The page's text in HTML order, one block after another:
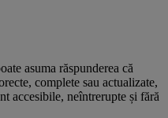
asuma răspunderea că
complete sau actualizate,
accesibile, neîntrerupte și fără